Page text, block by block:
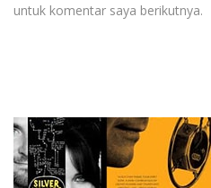
untuk komentar saya berikutnya.